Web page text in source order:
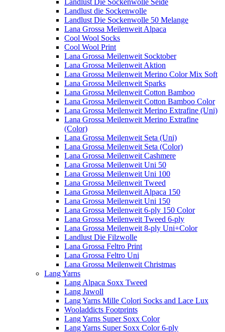
Landlust die Sockenwolle
Landlust Die Sockenwolle 50 Melange
Lana Grossa Meilenweit Alpaca
Cool Wool Socks
Cool Wool Print
Lana Grossa Meilenweit Socktober
Lana Grossa Meilenweit Aktion
Lana Grossa Meilenweit Merino Color Mix Soft
Lana Grossa Meilenweit Sparks
Lana Grossa Meilenweit Cotton Bamboo
Lana Grossa Meilenweit Cotton Bamboo Color
Lana Grossa Meilenweit Merino Extrafine (Uni)
Lana Grossa Meilenweit Merino Extrafine
(Color)
Lana Grossa Meilenweit Seta (Uni)
Lana Grossa Meilenweit Seta (Color)
Lana Grossa Meilenweit Cashmere
Lana Grossa Meilenweit Uni 50
Lana Grossa Meilenweit Uni 100
Lana Grossa Meilenweit Tweed
Lana Grossa Meilenweit Alpaca 150
Lana Grossa Meilenweit Uni 150
Lana Grossa Meilenweit 6-ply 150 Color
Lana Grossa Meilenweit Tweed 6-ply
Lana Grossa Meilenweit 8-ply Uni+Color
Landlust Die Filzwolle
Lana Grossa Feltro Print
Lana Grossa Feltro Uni
Lana Grossa Meilenweit Christmas
Lang Yarns
Lang Alpaca Soxx Tweed
Lang Jawoll
Lang Yarns Mille Colori Socks and Lace Lux
Wooladdicts Footprints
Lang Yarns Super Soxx Color
Lang Yarns Super Soxx Color 6-ply